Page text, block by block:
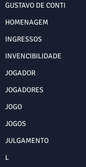
GUSTAVO DE CONTI
HOMENAGEM
INGRESSOS
INVENCIBILIDADE
JOGADOR
JOGADORES
JOGO
JOGOS
JULGAMENTO
L